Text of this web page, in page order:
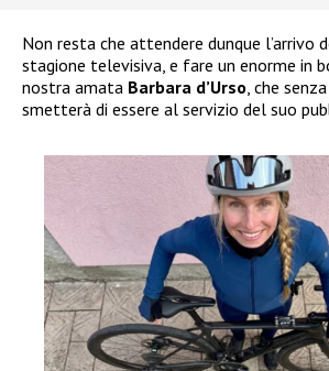
Non resta che attendere dunque l’arrivo
stagione televisiva, e fare un enorme in
nostra amata Barbara d’Urso , che
smetterà di essere al servizio del suo